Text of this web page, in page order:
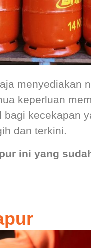
menyediakan
keperluan
bagi kecekapan
dan terkini.
ini yang